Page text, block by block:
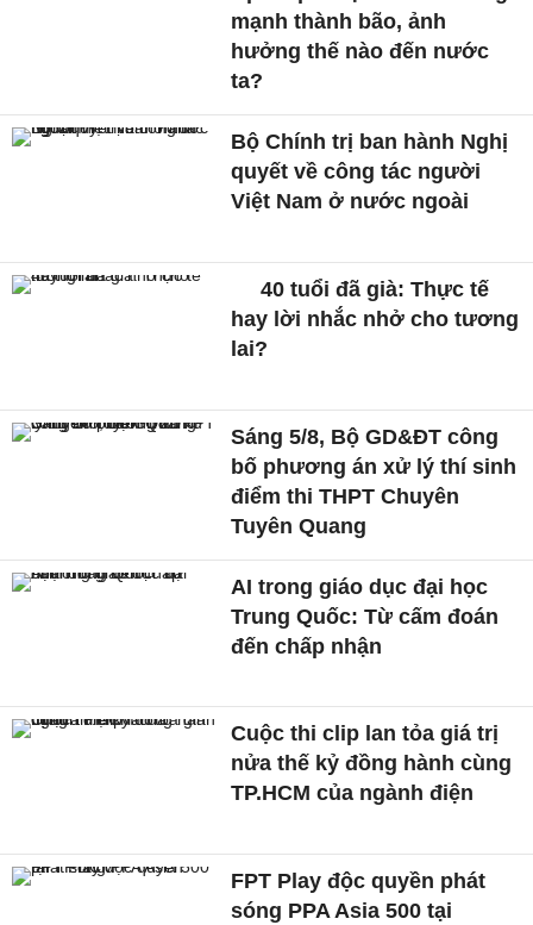
mạnh thành bão, ảnh
hưởng thế nào đến nước
ta?
Bộ Chính trị ban hành Nghị
quyết về công tác người
Việt Nam ở nước ngoài
40 tuổi đã già: Thực tế
hay lời nhắc nhở cho tương
lai?
Sáng 5/8, Bộ GD&ĐT công
bố phương án xử lý thí sinh
điểm thi THPT Chuyên
Tuyên Quang
AI trong giáo dục đại học
Trung Quốc: Từ cấm đoán
đến chấp nhận
Cuộc thi clip lan tỏa giá trị
nửa thế kỷ đồng hành cùng
TP.HCM của ngành điện
FPT Play độc quyền phát
sóng PPA Asia 500 tại